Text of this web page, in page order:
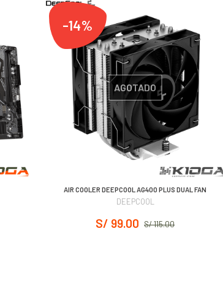
-14%
AGOTADO
AIR COOLER DEEPCOOL AG400 PLUS DUAL FAN
DEEPCOOL
S/ 115.00
S/ 99.00